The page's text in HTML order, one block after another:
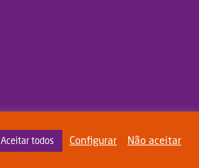
Aceitar todos Configurar Não aceitar